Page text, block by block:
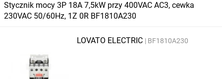
Stycznik mocy 3P 18A 7,5kW przy 400VAC AC3, cewka
230VAC 50/60Hz, 1Z 0R BF1810A230
LOVATO ELECTRIC BF1810A230